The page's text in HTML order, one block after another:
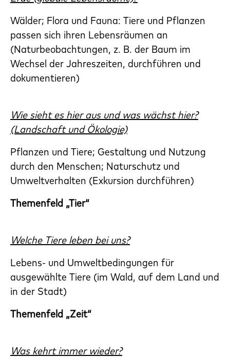
Wälder; Flora und Fauna: Tiere und Pflanzen
passen sich ihren Lebensräumen an
(Naturbeobachtungen, z. B. der Baum im
Wechsel der Jahreszeiten, durchführen und
dokumentieren)
Wie sieht es hier aus und was wächst hier?
(Landschaft und Ökologie)
Pflanzen und Tiere; Gestaltung und Nutzung
durch den Menschen; Naturschutz und
Umweltverhalten (Exkursion durchführen)
Themenfeld „Tier“
Welche Tiere leben bei uns?
Lebens- und Umweltbedingungen für
ausgewählte Tiere (im Wald, auf dem Land und
in der Stadt)
Themenfeld „Zeit“
Was kehrt immer wieder?